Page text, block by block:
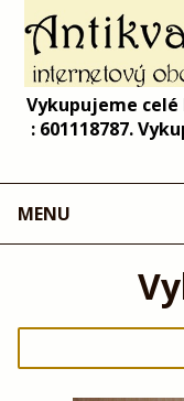
Vykupujeme
: 601118787.
MENU